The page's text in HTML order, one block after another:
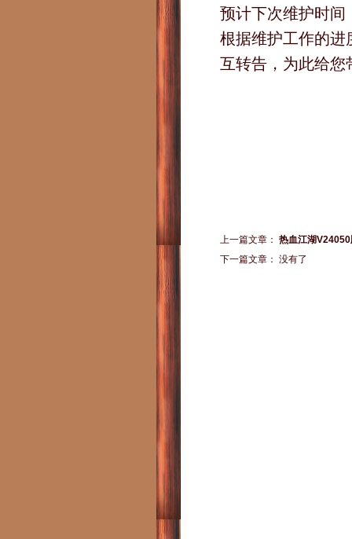
预计下次维护时
根据维护工作的进
互转告，为此给您
上一篇文章： 热血江湖
下一篇文章： 没有了